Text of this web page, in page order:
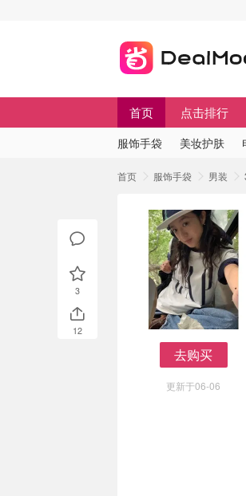
首页 点击排行
服饰手袋 美妆护肤
首页 服饰手袋 男装
去购买
更新于06-06
3
12